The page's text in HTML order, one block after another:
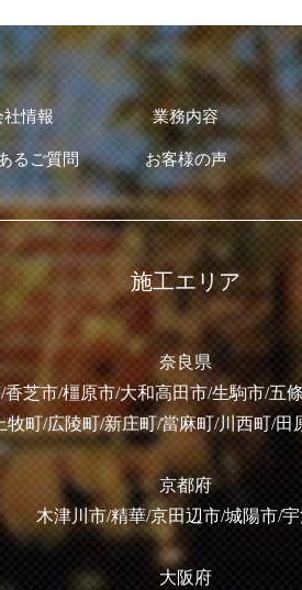
社情報 業務内容
るご質問 お客様の声
施工エリア
奈良県
芝市/橿原市/大和高田市/生駒市/五
牧町/広陵町/新庄町/當麻町/川西町/田
京都府
木津川市/精華/京田辺市/城陽市/
大阪府